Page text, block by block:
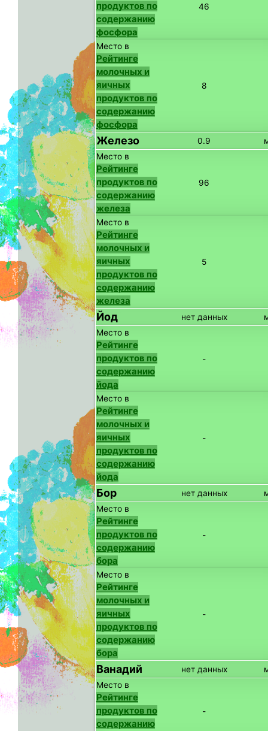
продуктов по
содержанию
фосфора
46
Место в
Рейтинге
молочных и
яичных
продуктов по
содержанию
фосфора
8
Железо 0.9
Место в
Рейтинге
продуктов по
содержанию
железа
96
Место в
Рейтинге
молочных и
яичных
продуктов по
содержанию
железа
5
Йод нет данных
Место в
Рейтинге
продуктов по
содержанию
йода
-
Место в
Рейтинге
молочных и
яичных
продуктов по
содержанию
йода
-
Бор нет данных
Место в
Рейтинге
продуктов по
содержанию
бора
-
Место в
Рейтинге
молочных и
яичных
продуктов по
содержанию
бора
-
Ванадий нет данных
Место в
Рейтинге
продуктов по
содержанию
-